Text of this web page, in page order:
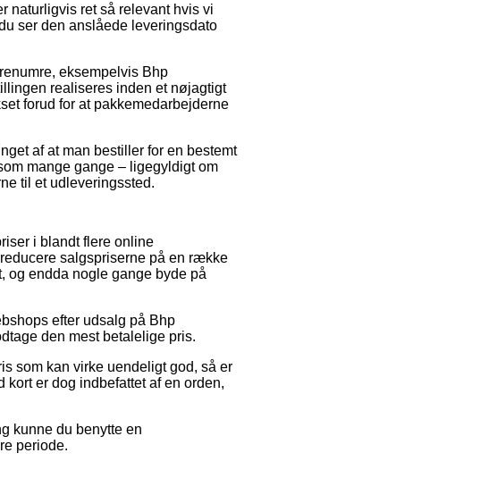
naturligvis ret så relevant hvis vi
ser den anslåede leveringsdato
eksempelvis Bhp
realiseres inden et nøjagtigt
forud for at pakkemedarbejderne
af at man bestiller for en bestemt
mange gange – ligegyldigt om
til et udleveringssted.
i blandt flere online
salgspriserne på en række
og endda nogle gange byde på
efter udsalg på Bhp
den mest betalelige pris.
som kan virke uendeligt god, så er
er dog indbefattet af en orden,
kunne du benytte en
periode.